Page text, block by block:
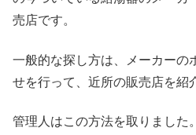
売店です。
一般的な探し方は、メーカーの
せを行って、近所の販売店を紹
管理人はこの方法を取りました